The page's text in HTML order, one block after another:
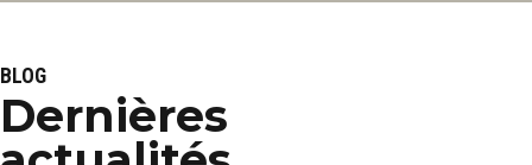
BLOG
Dernières